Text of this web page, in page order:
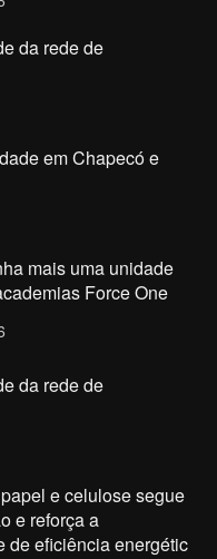
da rede de
em Chapecó e
mais uma unidade
Force One
da rede de
e celulose segue
e reforça a
de eficiência energétic